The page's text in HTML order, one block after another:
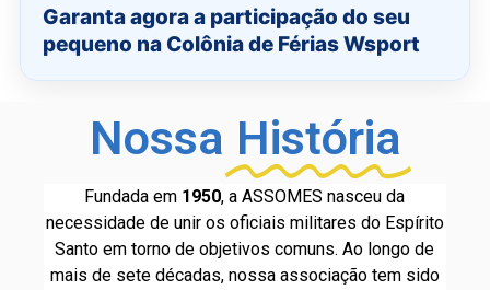
Garanta agora a participação do seu
pequeno na Colônia de Férias Wsport
Nossa História
Fundada em 1950, a ASSOMES nasceu da
necessidade de unir os oficiais militares do Espírito
Santo em torno de objetivos comuns. Ao longo de
mais de sete décadas, nossa associação tem sido